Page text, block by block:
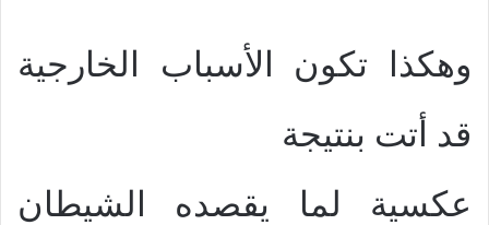
وهكذا تكون الأسباب الخارجية
قد أتت بنتيجة
عكسية لما يقصده الشيطان